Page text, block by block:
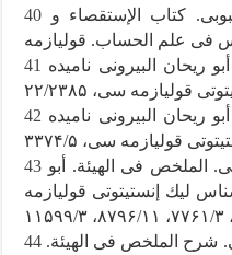
40
فى علم الحساب. قوليازمه
41
سى، ۲۲/۲۳۸۵
42
قوليازمه سى، ۳۳۷۴/۵
43
ليك إنستيتوتى قوليازمه
44